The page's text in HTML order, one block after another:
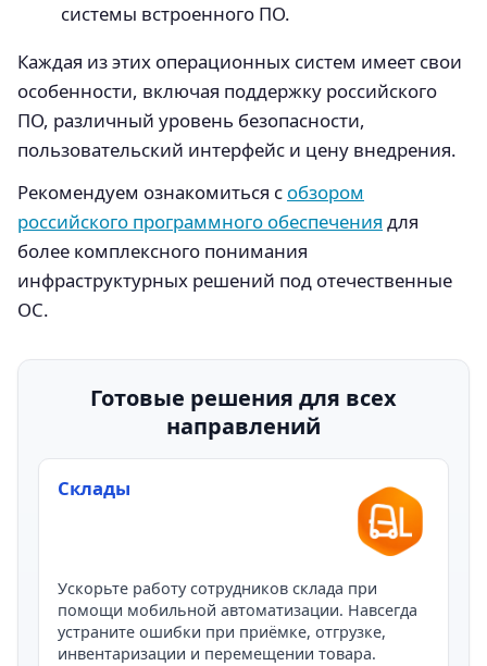
системы встроенного ПО.
Каждая из этих операционных систем имеет свои
особенности, включая поддержку российского
ПО, различный уровень безопасности,
пользовательский интерфейс и цену внедрения.
Рекомендуем ознакомиться с обзором
российского программного обеспечения для
более комплексного понимания
инфраструктурных решений под отечественные
ОС.
Готовые решения для всех
направлений
Склады
Ускорьте работу сотрудников склада при
помощи мобильной автоматизации. Навсегда
устраните ошибки при приёмке, отгрузке,
инвентаризации и перемещении товара.